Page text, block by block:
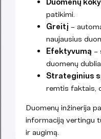
Duomenų
patikimi.
Greitį –
naujausius
Efektyvumą –
duomenų
Strateginius
remtis faktais,
Duomenų inžinerija
informaciją vertingu
ir augimą.